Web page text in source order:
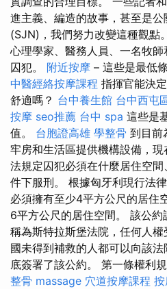
進主義、編造的故事，甚至是
(SJN)，我們努力改變這種觀點
心理學家、醫務人員、一名牧
囚犯。 附近按摩 – 這些是最低
中醫經絡按摩課程 指揮官能決
舒適嗎？ 台中養生館 台中西屯
按摩 seo推薦 台中 spa 這些是
值。 台胞證高雄 學整骨 到目前
牢房和生活區提供機構設備，
法規定囚犯必須在什麼居住空
件下服刑。 根據匈牙利現行法
必須擁有至少4平方公尺的居住
6平方公尺的居住空間。 該公
稱為斯特拉斯堡法院，任何人
國未得到補救的人都可以向該
底簽署了該公約。 第一條權利
整骨 massage 穴道按摩課程